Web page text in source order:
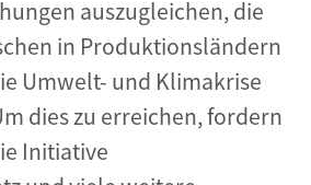
auszugleichen, die
in Produktionsländern
Umwelt- und Klimakrise
dies zu erreichen, fordern
Initiative